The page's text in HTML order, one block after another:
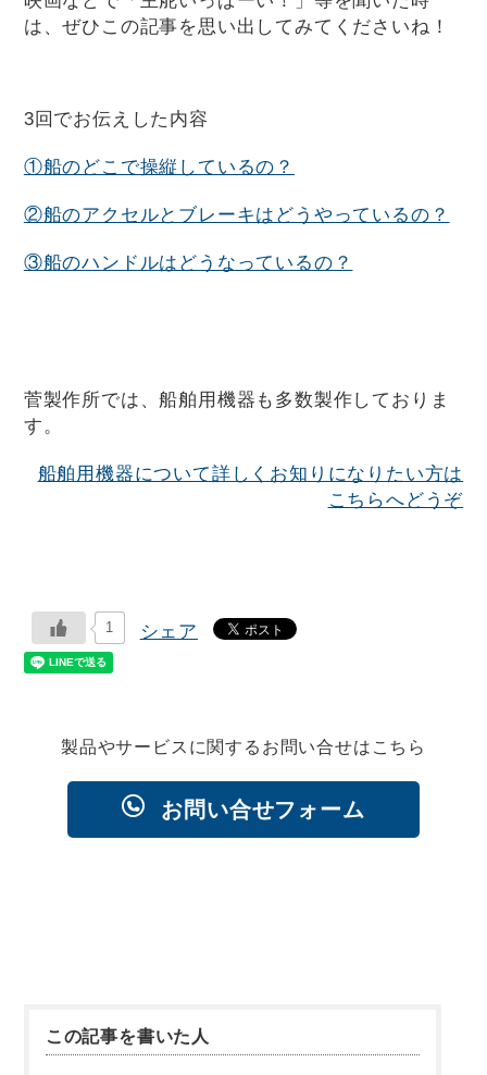
は、ぜひこの記事を思い出してみてくださいね！
3回でお伝えした内容
①船のどこで操縦しているの？
②船のアクセルとブレーキはどうやっているの？
③船のハンドルはどうなっているの？
菅製作所では、船舶用機器も多数製作しておりま
す。
船舶用機器について詳しくお知りになりたい方は
こちらへどうぞ
1 シェア
製品やサービスに関するお問い合せはこちら
お問い合せフォーム
この記事を書いた人